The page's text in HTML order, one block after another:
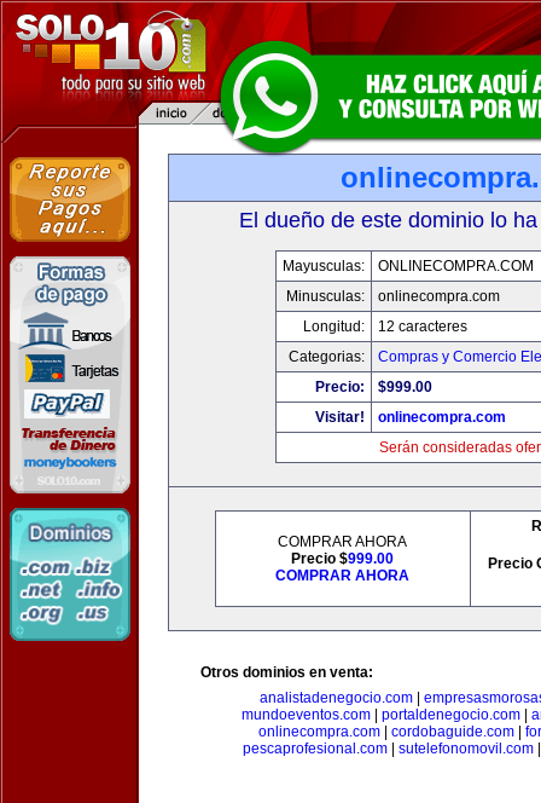
El dueño de este dominio lo
Mayusculas:
ONLINECOMPRA.COM
Minusculas:
onlinecompra.com
Longitud:
12 caracteres
Categorias:
Compras y Comercio
Precio:
$999.00
Visitar!
onlinecompra.com
Serán consideradas
COMPRAR AHORA
Precio $999.00
COMPRAR AHORA
Precio
Otros dominios en venta:
analistadenegocio.com
mundoeventos.com| portaldenegocio.com|
onlinecompra.com| cordobaguide.com|
pescaprofesional.com| sutelefonomovil.com